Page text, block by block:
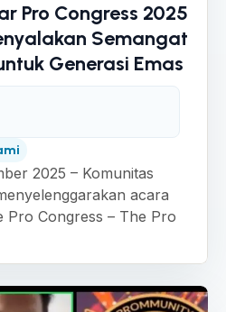
Pro Congress 2025
Semangat
Generasi Emas
2025 – Komunitas
acara
Pro Congress – The Pro